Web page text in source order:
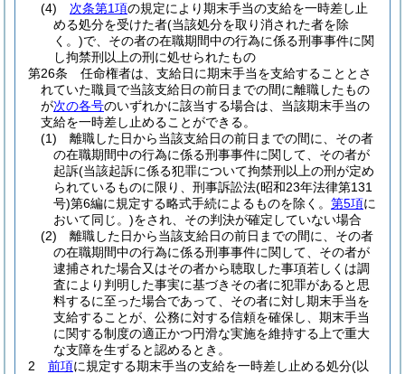
(4)
次条第1項の規定により期末手当の支給を一時差し止
める処分を受けた者(当該処分を取り消された者を除
く。)で、その者の在職期間中の行為に係る刑事事件に関
し拘禁刑以上の刑に処せられたもの
第26条
任命権者は、支給日に期末手当を支給することとさ
れていた職員で当該支給日の前日までの間に離職したもの
が次の各号のいずれかに該当する場合は、当該期末手当の
支給を一時差し止めることができる。
(1)
離職した日から当該支給日の前日までの間に、その者
の在職期間中の行為に係る刑事事件に関して、その者が
起訴(当該起訴に係る犯罪について拘禁刑以上の刑が定め
られているものに限り、刑事訴訟法(昭和23年法律第131
号)第6編に規定する略式手続によるものを除く。 第5項に
おいて同じ。)をされ、その判決が確定していない場合
(2)
離職した日から当該支給日の前日までの間に、その者
の在職期間中の行為に係る刑事事件に関して、その者が
逮捕された場合又はその者から聴取した事項若しくは調
査により判明した事実に基づきその者に犯罪があると思
料するに至った場合であって、その者に対し期末手当を
支給することが、公務に対する信頼を確保し、期末手当
に関する制度の適正かつ円滑な実施を維持する上で重大
な支障を生ずると認めるとき。
2
前項に規定する期末手当の支給を一時差し止める処分(以